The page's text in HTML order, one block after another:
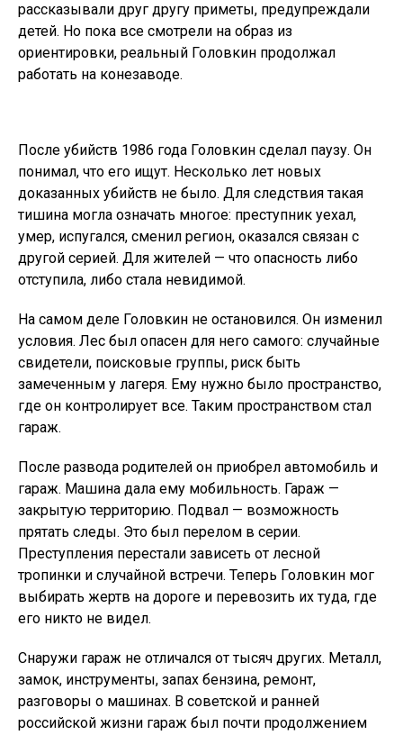
рассказывали друг другу приметы, предупреждали
детей. Но пока все смотрели на образ из
ориентировки, реальный Головкин продолжал
работать на конезаводе.
После убийств 1986 года Головкин сделал паузу. Он
понимал, что его ищут. Несколько лет новых
доказанных убийств не было. Для следствия такая
тишина могла означать многое: преступник уехал,
умер, испугался, сменил регион, оказался связан с
другой серией. Для жителей — что опасность либо
отступила, либо стала невидимой.
На самом деле Головкин не остановился. Он изменил
условия. Лес был опасен для него самого: случайные
свидетели, поисковые группы, риск быть
замеченным у лагеря. Ему нужно было пространство,
где он контролирует все. Таким пространством стал
гараж.
После развода родителей он приобрел автомобиль и
гараж. Машина дала ему мобильность. Гараж —
закрытую территорию. Подвал — возможность
прятать следы. Это был перелом в серии.
Преступления перестали зависеть от лесной
тропинки и случайной встречи. Теперь Головкин мог
выбирать жертв на дороге и перевозить их туда, где
его никто не видел.
Снаружи гараж не отличался от тысяч других. Металл,
замок, инструменты, запах бензина, ремонт,
разговоры о машинах. В советской и ранней
российской жизни гараж был почти продолжением